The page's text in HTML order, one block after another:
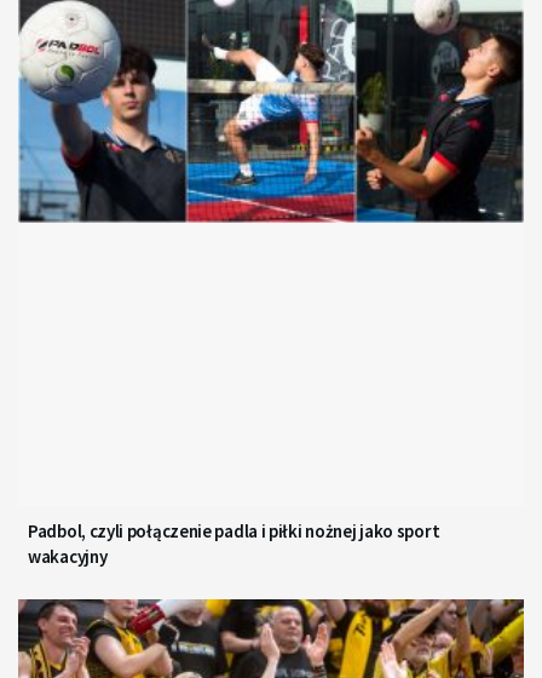
Padbol, czyli połączenie padla i piłki nożnej jako sport
wakacyjny